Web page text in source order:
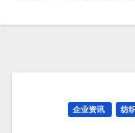
企业资讯 纺